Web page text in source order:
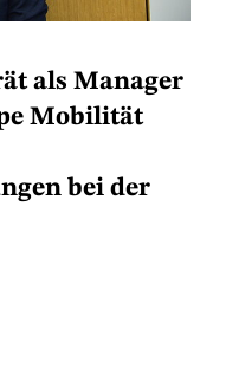
als Manager
Mobilität
bei der